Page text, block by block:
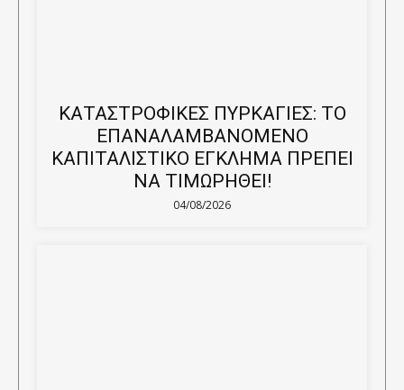
ΚΑΤΑΣΤΡΟΦΙΚΕΣ ΠΥΡΚΑΓΙΕΣ: ΤΟ
ΕΠΑΝΑΛΑΜΒΑΝΟΜΕΝΟ
ΚΑΠΙΤΑΛΙΣΤΙΚΟ ΕΓΚΛΗΜΑ ΠΡΕΠΕΙ
ΝΑ ΤΙΜΩΡΗΘΕΙ!
04/08/2026